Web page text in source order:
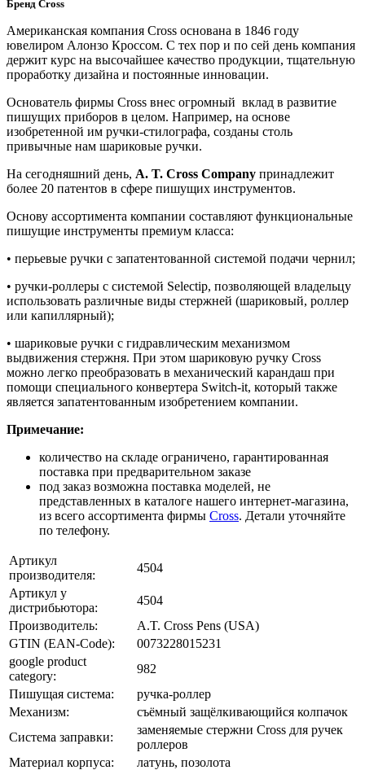
Бренд Cross
Американская компания Cross основана в 1846 году
ювелиром Алонзо Кроссом. С тех пор и по сей день компания
держит курс на высочайшее качество продукции, тщательную
проработку дизайна и постоянные инновации.
Основатель фирмы Cross внес огромный вклад в развитие
пишущих приборов в целом. Например, на основе
изобретенной им ручки-стилографа, созданы столь
привычные нам шариковые ручки.
На сегодняшний день, A. T. Cross Company принадлежит
более 20 патентов в сфере пишущих инструментов.
Основу ассортимента компании составляют функциональные
пишущие инструменты премиум класса:
• перьевые ручки с запатентованной системой подачи чернил;
• ручки-роллеры с системой Selectip, позволяющей владельцу
использовать различные виды стержней (шариковый, роллер
или капиллярный);
• шариковые ручки с гидравлическим механизмом
выдвижения стержня. При этом шариковую ручку Cross
можно легко преобразовать в механический карандаш при
помощи специального конвертера Switch-it, который также
является запатентованным изобретением компании.
Примечание:
количество на складе ограничено, гарантированная
поставка при предварительном заказе
под заказ возможна поставка моделей, не
представленных в каталоге нашего интернет-магазина,
из всего ассортимента фирмы Cross. Детали уточняйте
по телефону.
Артикул
производителя:
4504
Артикул у
дистрибьютора:
4504
Производитель:
A.T. Cross Pens (USA)
GTIN (EAN-Code):
0073228015231
google product
category:
982
Пишущая система:
ручка-роллер
Механизм:
съёмный защёлкивающийся колпачок
Система заправки:
заменяемые стержни Cross для ручек
роллеров
Материал корпуса:
латунь, позолота